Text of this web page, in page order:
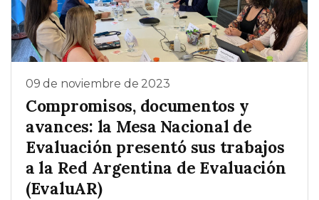
09 de noviembre de 2023
Compromisos, documentos y
avances: la Mesa Nacional de
Evaluación presentó sus trabajos
a la Red Argentina de Evaluación
(EvaluAR)